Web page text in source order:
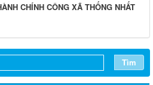
CHÍNH CÔNG XÃ THỐNG NHẤT
Tìm